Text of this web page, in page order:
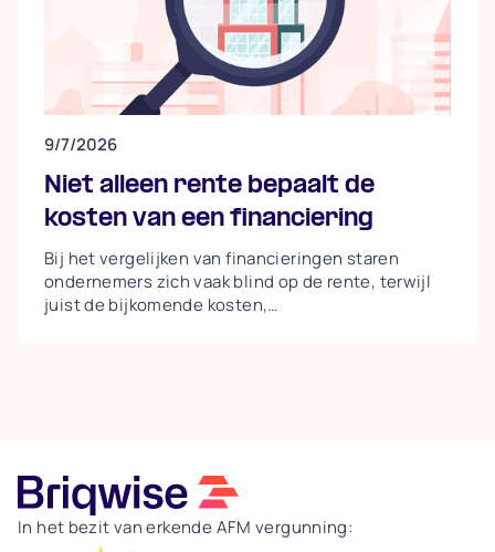
9/7/2026
Niet alleen rente bepaalt de
kosten van een financiering
Bij het vergelijken van financieringen staren
ondernemers zich vaak blind op de rente, terwijl
juist de bijkomende kosten,
meetellen, zodat de ondernemer een keuze maakt
die past bij zijn doel: snelle en flexibele
financiering.
In het bezit van erkende AFM vergunning: